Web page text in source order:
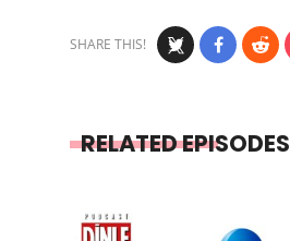
SHARE THIS!
RELATED EPISODES